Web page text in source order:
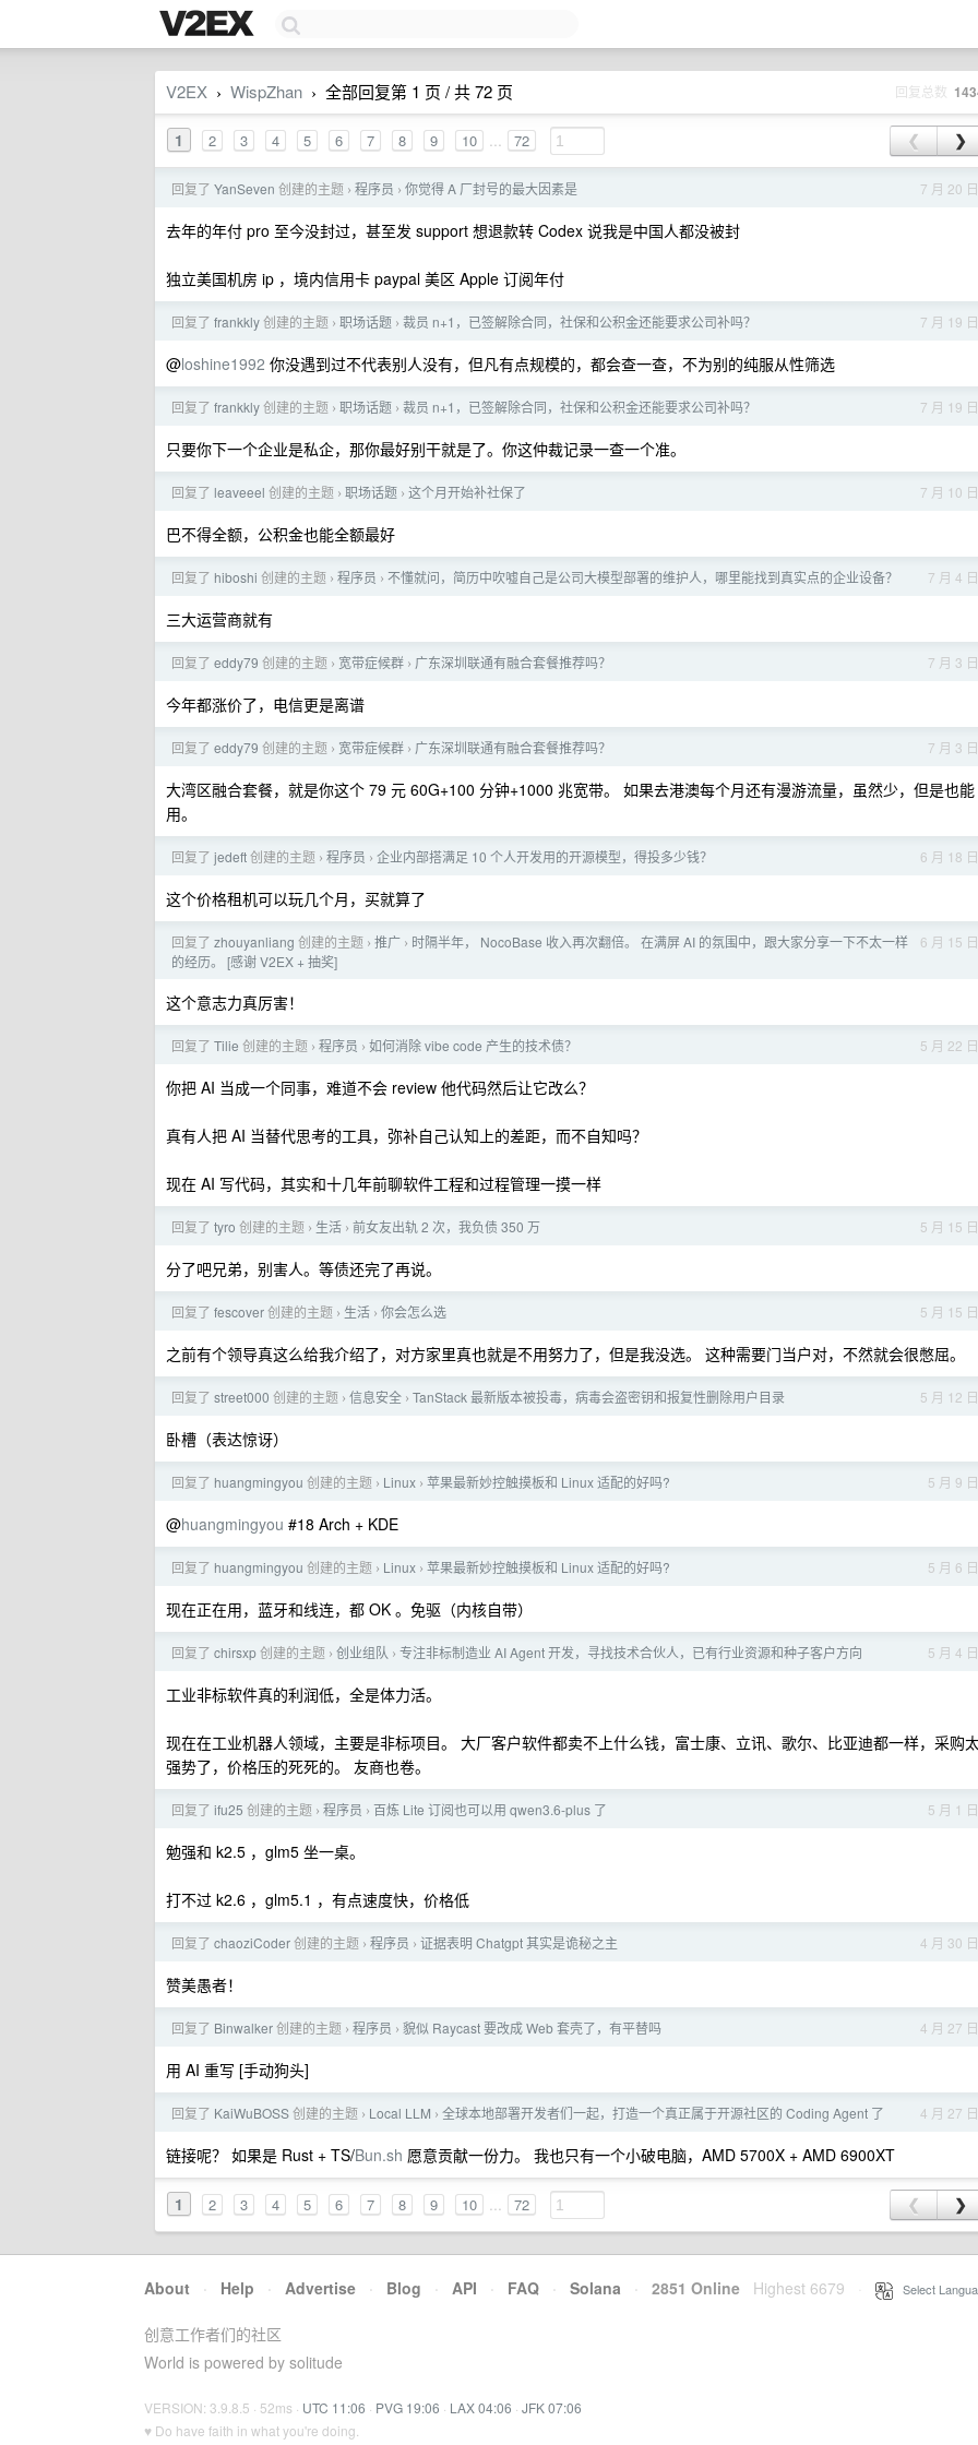
V2EX › WispZhan › 全部回复第 1 页 / 共 72 页 回复总数
1 2 3 4 5 6 7 8 9 10 ... 72 ❮ ❯
7 月 20 日
回复了 YanSeven 创建的主题 › 程序员 › 你觉得 A 厂封号的最大因素是
去年的年付 pro 至今没封过，甚至发 support 想退款转 Codex 说我是中国人都没被封
独立美国机房 ip ，境内信用卡 paypal 美区 Apple 订阅年付
7 月 19 日
回复了 frankkly创建的主题 › 职场话题 › 裁员 n+1，已签解除合同，社保和公积金还能要求公司补吗？
@loshine1992 你没遇到过不代表别人没有，但凡有点规模的，都会查一查，不为别的纯服从性筛选
7 月 19 日
回复了 frankkly创建的主题 › 职场话题 › 裁员 n+1，已签解除合同，社保和公积金还能要求公司补吗？
只要你下一个企业是私企，那你最好别干就是了。你这仲裁记录一查一个准。
7 月 10 日
回复了 leaveeel 创建的主题 › 职场话题 › 这个月开始补社保了
巴不得全额，公积金也能全额最好
7 月 4 日
回复了 hiboshi 创建的主题 › 程序员 › 不懂就问，简历中吹嘘自己是公司大模型部署的维护人，哪里能找到真实点的企业设备？
三大运营商就有
7 月 3 日
回复了 eddy79 创建的主题 › 宽带症候群 › 广东深圳联通有融合套餐推荐吗？
今年都涨价了，电信更是离谱
7 月 3 日
回复了 eddy79 创建的主题 › 宽带症候群 › 广东深圳联通有融合套餐推荐吗？
大湾区融合套餐，就是你这个 79 元 60G+100 分钟+1000 兆宽带。 如果去港澳每个月还有漫游流量，虽然少，但是也能
用。
6 月 18 日
回复了 jedeft创建的主题 › 程序员 › 企业内部搭满足 10 个人开发用的开源模型，得投多少钱？
这个价格租机可以玩几个月，买就算了
6 月 15 日
回复了 zhouyanliang 创建的主题 › 推广 › 时隔半年， NocoBase 收入再次翻倍。 在满屏 AI 的氛围中，跟大家分享一下不太一样
的经历。 [感谢 V2EX + 抽奖]
这个意志力真厉害！
5 月 22 日
回复了 Tilie 创建的主题 › 程序员 › 如何消除 vibe code 产生的技术债？
你把 AI 当成一个同事，难道不会 review 他代码然后让它改么？
真有人把 AI 当替代思考的工具，弥补自己认知上的差距，而不自知吗？
现在 AI 写代码，其实和十几年前聊软件工程和过程管理一摸一样
5 月 15 日
回复了 tyro 创建的主题 › 生活 › 前女友出轨 2 次，我负债 350 万
分了吧兄弟，别害人。等债还完了再说。
5 月 15 日
回复了 fescover创建的主题 › 生活 › 你会怎么选
之前有个领导真这么给我介绍了，对方家里真也就是不用努力了，但是我没选。 这种需要门当户对，不然就会很憋屈。
5 月 12 日
回复了 street000 创建的主题 › 信息安全 › TanStack 最新版本被投毒，病毒会盗密钥和报复性删除用户目录
卧槽（表达惊讶）
5 月 9 日
回复了 huangmingyou 创建的主题 › Linux › 苹果最新妙控触摸板和 Linux 适配的好吗?
@huangmingyou #18 Arch + KDE
5 月 6 日
回复了 huangmingyou 创建的主题 › Linux › 苹果最新妙控触摸板和 Linux 适配的好吗?
现在正在用，蓝牙和线连，都 OK 。免驱（内核自带）
5 月 4 日
回复了 chirsxp创建的主题 › 创业组队 › 专注非标制造业 AI Agent 开发，寻找技术合伙人，已有行业资源和种子客户方向
工业非标软件真的利润低，全是体力活。
现在在工业机器人领域，主要是非标项目。 大厂客户软件都卖不上什么钱，富士康、立讯、歌尔、比亚迪都一样，采购
强势了，价格压的死死的。 友商也卷。
5 月 1 日
回复了 ifu25 创建的主题 › 程序员 › 百炼 Lite 订阅也可以用 qwen3.6-plus 了
勉强和 k2.5 ，glm5 坐一桌。
打不过 k2.6 ，glm5.1 ，有点速度快，价格低
4 月 30 日
回复了 chaoziCoder创建的主题 › 程序员 › 证据表明 Chatgpt 其实是诡秘之主
赞美愚者！
4 月 27 日
回复了 Binwalker创建的主题 › 程序员 › 貌似 Raycast 要改成 Web 套壳了，有平替吗
用 AI 重写 [手动狗头]
4 月 27 日
回复了 KaiWuBOSS创建的主题 › Local LLM › 全球本地部署开发者们一起，打造一个真正属于开源社区的 Coding Agent 了
链接呢？ 如果是 Rust + TS/Bun.sh 愿意贡献一份力。 我也只有一个小破电脑，AMD 5700X + AMD 6900XT
1 2 3 4 5 6 7 8 9 10 ... 72 ❮ ❯
About · Help · Advertise · Blog · API · FAQ · Solana · 2851 Online Highest 6679 Select
创意工作者们的社区
World is powered by solitude
VERSION: 3.9.8.5 · 52ms · UTC 11:06 · PVG 19:06 · LAX 04:06 · JFK 07:06
♥ Do have faith in what you're doing.